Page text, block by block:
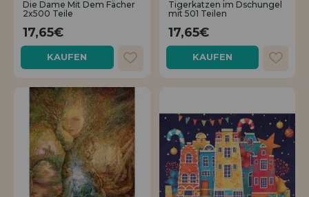
Los gehts! Wir haben auf dich gewartet.
HÄNDLERREGISTRIERUNG
Die Dame Mit Dem Fächer
2x500 Teile
17,65€
KAUFEN
Tigerkatzen im Dschungel
mit 501 Teilen
17,65€
KAUFEN